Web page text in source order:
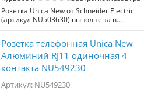
Розетка Unica New от Schneider Electric
(артикул NU503630) выполнена в
алюминиевом цвете и предназначена
Тип механизма - электрическая розетка
с заземлением, без шторок,
обеспечивающая безопасность
использования. Номинальные
характеристики: 16А, 250В.
Преимущества - надежные винтовые
Розетка телефонная Unica New
Алюминий RJ11 одиночная 4
контакта NU549230
Артикул: NU549230